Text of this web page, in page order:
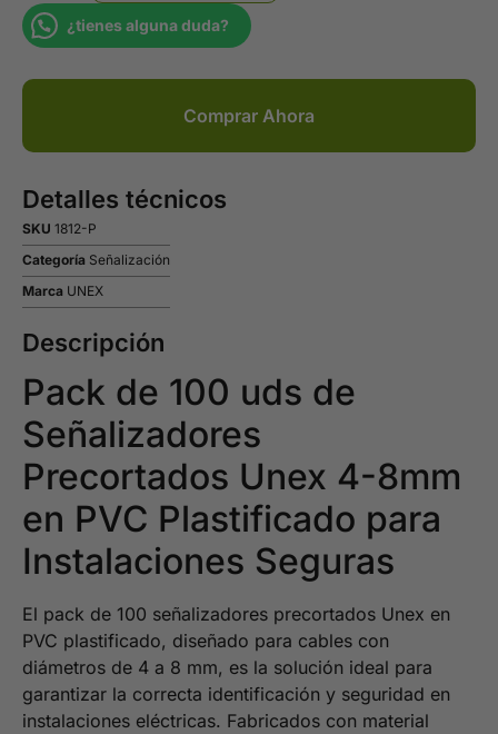
¿tienes alguna duda?
Comprar Ahora
Detalles técnicos
SKU 1812-P
Categoría Señalización
Marca UNEX
Descripción
Pack de 100 uds de
Señalizadores
Precortados Unex 4-8mm
en PVC Plastificado para
Instalaciones Seguras
El pack de 100 señalizadores precortados Unex en
PVC plastificado, diseñado para cables con
diámetros de 4 a 8 mm, es la solución ideal para
garantizar la correcta identificación y seguridad en
instalaciones eléctricas. Fabricados con material